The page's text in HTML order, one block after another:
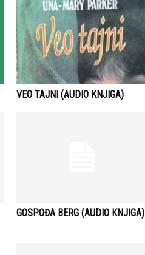
VEO TAJNI (AUDIO KNJIGA)
GOSPOĐA BERG (AUDIO KNJIGA)